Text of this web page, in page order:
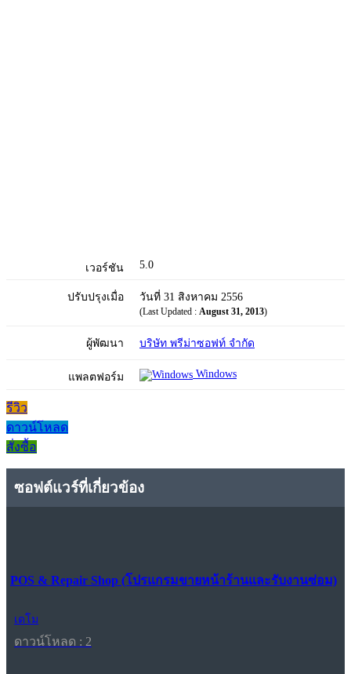
เวอร์ชัน 5.0
ปรับปรุงเมื่อ วันที่ 31 สิงหาคม 2556
(Last Updated : August 31, 2013)
ผู้พัฒนา บริษัท พรีม่าซอฟท์ จํากัด
แพลตฟอร์ม Windows
รีวิว
ดาวน์โหลด
สั่งซื้อ
ซอฟต์แวร์ที่เกี่ยวข้อง
POS & Repair Shop (โปรแกรมขายหน้าร้านและรับงานซ่อม)
เดโม
ดาวน์โหลด : 2